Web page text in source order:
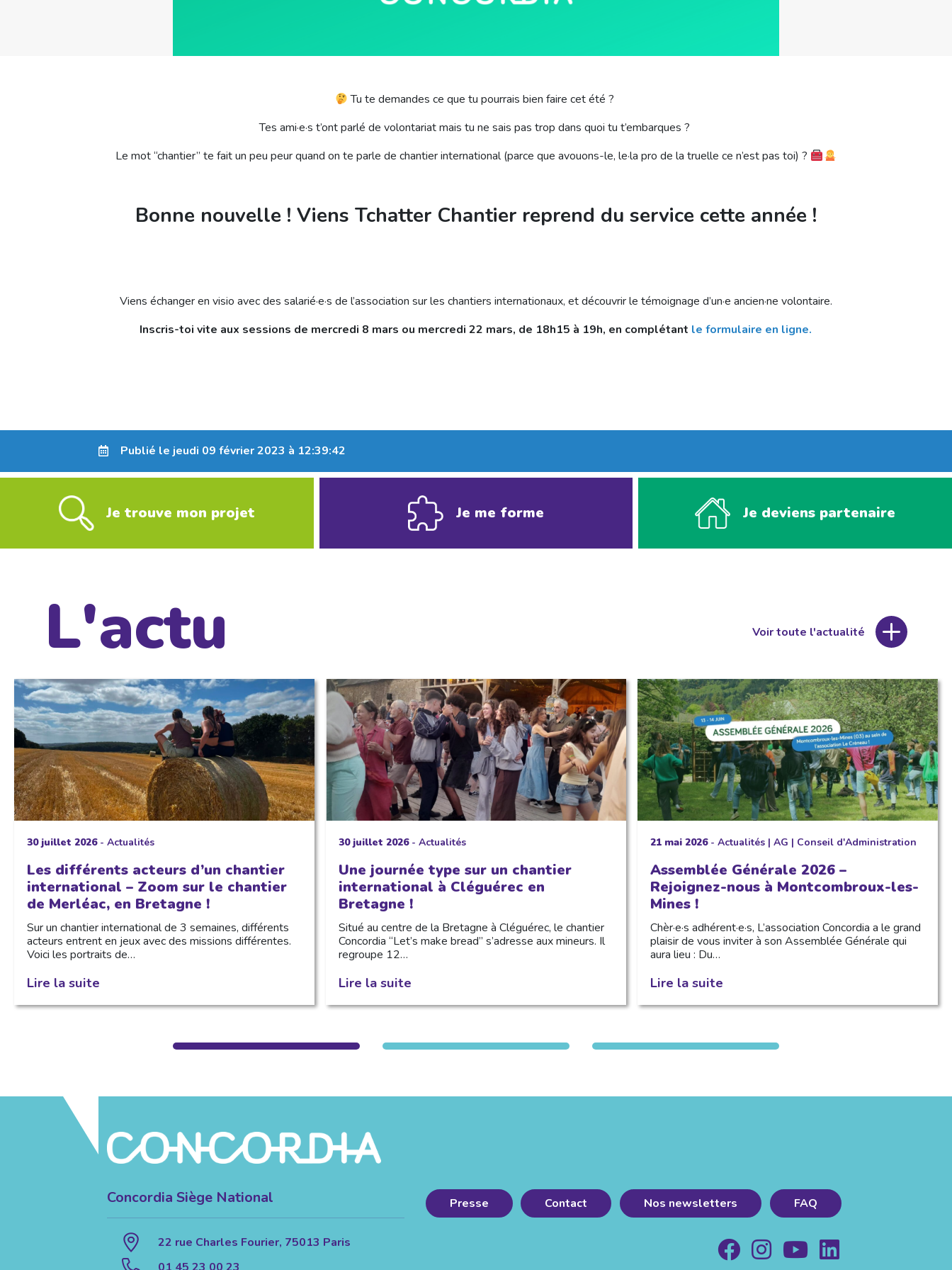
Tu te demandes ce que tu pourrais bien faire cet été ?
Tes ami·e·s t’ont parlé de volontariat mais tu ne sais pas trop dans quoi tu t’embarques ?
Le mot “chantier” te fait un peu peur quand on te parle de chantier international (parce que avouons-le, le·la pro de la truelle ce n’est pas toi) ?
Bonne nouvelle ! Viens Tchatter Chantier reprend du service cette année !
Viens échanger en visio avec des salarié·e·s de l’association sur les chantiers internationaux, et découvrir le témoignage d’un·e ancien·ne volontaire.
Inscris-toi vite aux sessions de mercredi 8 mars ou mercredi 22 mars, de 18h15 à 19h, en complétant le formulaire en ligne.
Publié le jeudi 09 février 2023 à 12:39:42
Je trouve mon projet Je me forme Je deviens partenaire
L'actu Voir toute l'actualité
30 juillet 2026- Actualités
Les différents acteurs d’un chantier
international – Zoom sur le chantier
de Merléac, en Bretagne !
Sur un chantier international de 3 semaines, différents
acteurs entrent en jeux avec des missions différentes.
Voici les portraits de…
Lire la suite
30 juillet 2026- Actualités
Une journée type sur un chantier
international à Cléguérec en
Bretagne !
Situé au centre de la Bretagne à Cléguérec, le chantier
Concordia “Let’s make bread” s’adresse aux mineurs. Il
regroupe 12…
Lire la suite
21 mai 2026- Actualités| AG | Conseil d'Administration
Assemblée Générale 2026 –
Rejoignez-nous à Montcombroux-les-
Mines !
Chèr·e·s adhérent·e·s, L’association Concordia a le grand
plaisir de vous inviter à son Assemblée Générale qui
aura lieu : Du…
Lire la suite
Concordia Siège National
22 rue Charles Fourier, 75013 Paris
Presse Contact Nos newsletters FAQ